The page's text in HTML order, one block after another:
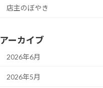
店主のぼやき
アーカイブ
2026年6月
2026年5月